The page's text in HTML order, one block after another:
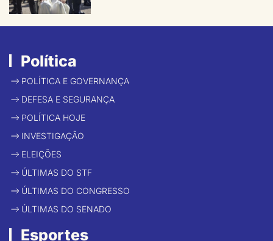
Política
POLÍTICA E GOVERNANÇA
DEFESA E SEGURANÇA
POLÍTICA HOJE
INVESTIGAÇÃO
ELEIÇÕES
ÚLTIMAS DO STF
ÚLTIMAS DO CONGRESSO
ÚLTIMAS DO SENADO
Esportes